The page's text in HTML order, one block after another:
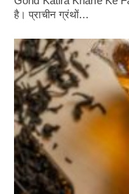
है। प्राचीन ग्रंथों…